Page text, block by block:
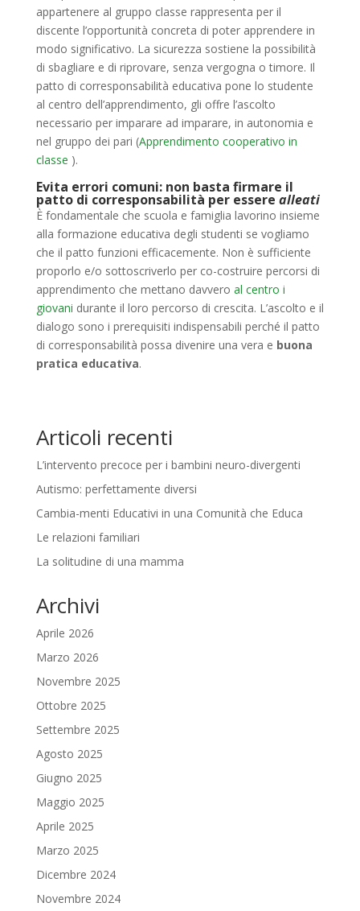
appartenere al gruppo classe rappresenta per il
discente l’opportunità concreta di poter apprendere in
modo significativo. La sicurezza sostiene la possibilità
di sbagliare e di riprovare, senza vergogna o timore. Il
patto di corresponsabilità educativa pone lo studente
al centro dell’apprendimento, gli offre l’ascolto
necessario per imparare ad imparare, in autonomia e
nel gruppo dei pari (Apprendimento cooperativo in
classe ).
Evita errori comuni: non basta firmare il
patto di corresponsabilità per essere alleati
È fondamentale che scuola e famiglia lavorino insieme
alla formazione educativa degli studenti se vogliamo
che il patto funzioni efficacemente. Non è sufficiente
proporlo e/o sottoscriverlo per co-costruire percorsi di
apprendimento che mettano davvero al centro i
giovani durante il loro percorso di crescita. L’ascolto e il
dialogo sono i prerequisiti indispensabili perché il patto
di corresponsabilità possa divenire una vera e buona
pratica educativa.
Articoli recenti
L’intervento precoce per i bambini neuro-divergenti
Autismo: perfettamente diversi
Cambia-menti Educativi in una Comunità che Educa
Le relazioni familiari
La solitudine di una mamma
Archivi
Aprile 2026
Marzo 2026
Novembre 2025
Ottobre 2025
Settembre 2025
Agosto 2025
Giugno 2025
Maggio 2025
Aprile 2025
Marzo 2025
Dicembre 2024
Novembre 2024